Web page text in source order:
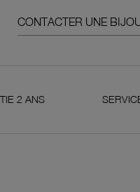
CONTACTER UNE
SERVICES